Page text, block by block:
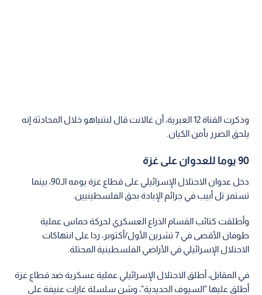
وذكرت القناة 12 العبرية، أن غالانت قال لنتنياهو خلال المحادثة إنه
يلحق الضرر بأمن الكيان.
90 يوما للعدوان على غزة
دخل عدوان الاحتلال الإسرائيلي على قطاع غزة يومه الـ90، بينما
تستمر تل أبيب في جرائم الإبادة بحق الفلسطينيين.
وأطلقت كتائب القسام الذراع العسكري لحركة حماس عملية
طوفان الأقصى في 7 تشرين الأول/أكتوبر، ردا على انتهاكات
الاحتلال الإسرائيلي في الأراضي الفلسطينية المحتلة.
في المقابل، أطلق الاحتلال الإسرائيلي عملية عسكرية ضد قطاع غزة
أطلق عليها "السيوف الحديدية"، وشن سلسلة غارات عنيفة على